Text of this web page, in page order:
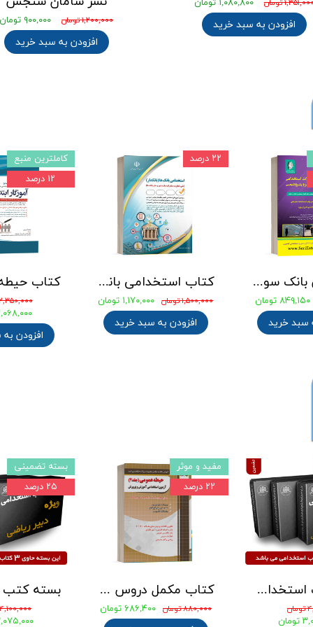
تومان ۱,۰۸۰,۸۰۰ تومان
افزودن به سبد خرید ۱,۲۰۰,۰۰۰ تومان ۹۰۰,۰۰۰ تومان
افزودن به سبد خرید
۲,۳۵۰,۰۰۰
۲,۰۶۸,۰۰۰
افزودن
کاملترین منبع
۱۲ درصد
کتاب استخدامی بانک های خصوصی و دولتی (بانکدار) 1404 انتشارات آراه
۱,۵۰۰,۰۰۰ تومان ۱,۱۷۰,۰۰۰ تومان
افزودن به سبد خرید
۲۲ درصد
جامع ترین بانک سوالات استخدامی مهندسی شیمی، پلیمر و پتروشیمی
۸۴۹,۱۵۰ تومان
سبد خرید
۴,۱۰۰,۰۰۰ تومان
۳,۰۷۵,۰۰۰
بسته تضمینی
۲۵ درصد
کتاب مکمل دروس حیطه عمومی ویژه آزمون استخدامی آموزش و پرورش 1405 نشر چهارخونه
۸۸۰,۰۰۰ تومان ۶۸۶,۴۰۰ تومان
مفید و موثر
۲۲ درصد
بسته کتب استخدامی دبیری علوم تجربی - شیمی آزمون آموزش و پرورش 1405